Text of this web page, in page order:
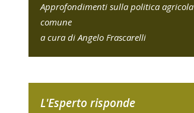
Approfondimenti sulla politica agricola
comune
a cura di Angelo Frascarelli
L'Esperto risponde